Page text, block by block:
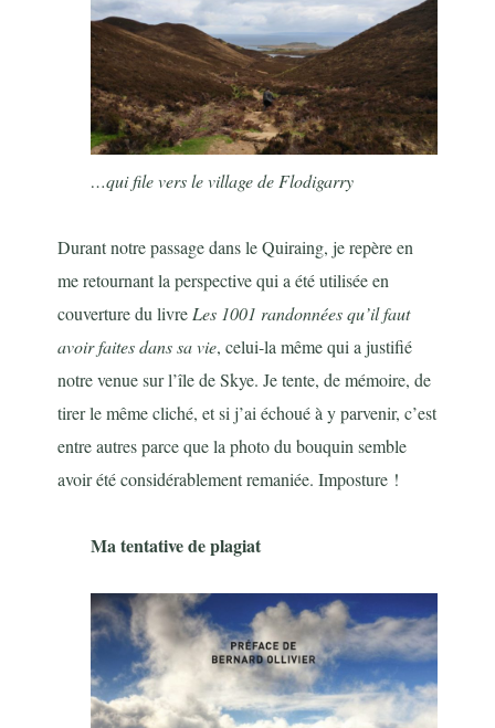
…qui file vers le village de Flodigarry
Durant notre passage dans le Quiraing, je repère en
me retournant la perspective qui a été utilisée en
couverture du livre Les 1001 randonnées qu’il faut
avoir faites dans sa vie, celui-la même qui a justifié
notre venue sur l’île de Skye. Je tente, de mémoire, de
tirer le même cliché, et si j’ai échoué à y parvenir, c’est
entre autres parce que la photo du bouquin semble
avoir été considérablement remaniée. Imposture !
Ma tentative de plagiat